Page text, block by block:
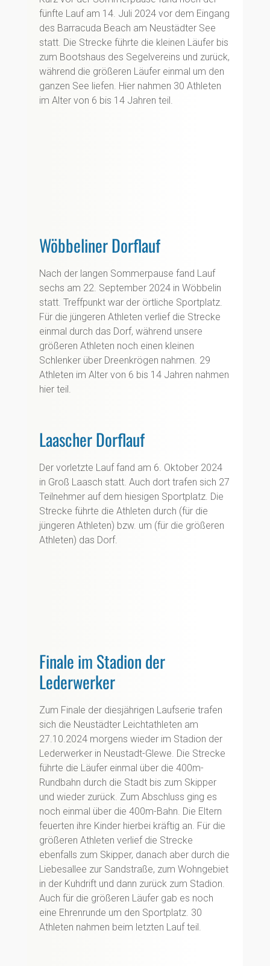
fünfte Lauf am 14. Juli 2024 vor dem Eingang
des Barracuda Beach am Neustädter See
statt. Die Strecke führte die kleinen Läufer bis
zum Bootshaus des Segelvereins und zurück,
während die größeren Läufer einmal um den
ganzen See liefen. Hier nahmen 30 Athleten
im Alter von 6 bis 14 Jahren teil.
Wöbbeliner Dorflauf
Nach der langen Sommerpause fand Lauf
sechs am 22. September 2024 in Wöbbelin
statt. Treffpunkt war der örtliche Sportplatz.
Für die jüngeren Athleten verlief die Strecke
einmal durch das Dorf, während unsere
größeren Athleten noch einen kleinen
Schlenker über Dreenkrögen nahmen. 29
Athleten im Alter von 6 bis 14 Jahren nahmen
hier teil.
Laascher Dorflauf
Der vorletzte Lauf fand am 6. Oktober 2024
in Groß Laasch statt. Auch dort trafen sich 27
Teilnehmer auf dem hiesigen Sportplatz. Die
Strecke führte die Athleten durch (für die
jüngeren Athleten) bzw. um (für die größeren
Athleten) das Dorf.
Finale im Stadion der
Lederwerker
Zum Finale der diesjährigen Laufserie trafen
sich die Neustädter Leichtathleten am
27.10.2024 morgens wieder im Stadion der
Lederwerker in Neustadt-Glewe. Die Strecke
führte die Läufer einmal über die 400m-
Rundbahn durch die Stadt bis zum Skipper
und wieder zurück. Zum Abschluss ging es
noch einmal über die 400m-Bahn. Die Eltern
feuerten ihre Kinder hierbei kräftig an. Für die
größeren Athleten verlief die Strecke
ebenfalls zum Skipper, danach aber durch die
Liebesallee zur Sandstraße, zum Wohngebiet
in der Kuhdrift und dann zurück zum Stadion.
Auch für die größeren Läufer gab es noch
eine Ehrenrunde um den Sportplatz. 30
Athleten nahmen beim letzten Lauf teil.